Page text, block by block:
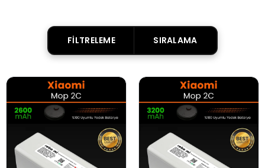
FILTRELEME SIRALAMA